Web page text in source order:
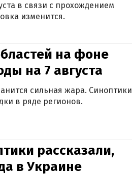
в связи с прохождением
изменится.
на фоне
на 7 августа
сильная жара. Синоптики
в ряде регионов.
рассказали,
в Украине